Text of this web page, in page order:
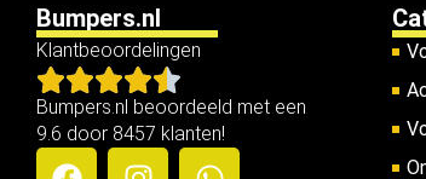
Bumpers.nl
Klantbeoordelingen
Bumpers.nl beoordeeld met een
9.6 door 8457 klanten!